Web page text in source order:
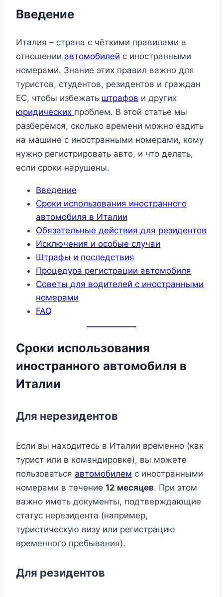
Введение
Италия – страна с чёткими правилами в
отношении автомобилей с иностранными
номерами. Знание этих правил важно для
туристов, студентов, резидентов и граждан
ЕС, чтобы избежать штрафов и других
юридических проблем. В этой статье мы
разберёмся, сколько времени можно ездить
на машине с иностранными номерами, кому
нужно регистрировать авто, и что делать,
если сроки нарушены.
Введение
Сроки использования иностранного
автомобиля в Италии
Обязательные действия для резидентов
Исключения и особые случаи
Штрафы и последствия
Процедура регистрации автомобиля
Советы для водителей с иностранными
номерами
FAQ
Сроки использования
иностранного автомобиля в
Италии
Для нерезидентов
Если вы находитесь в Италии временно (как
турист или в командировке), вы можете
пользоваться автомобилем с иностранными
номерами в течение 12 месяцев. При этом
важно иметь документы, подтверждающие
статус нерезидента (например,
туристическую визу или регистрацию
временного пребывания).
Для резидентов